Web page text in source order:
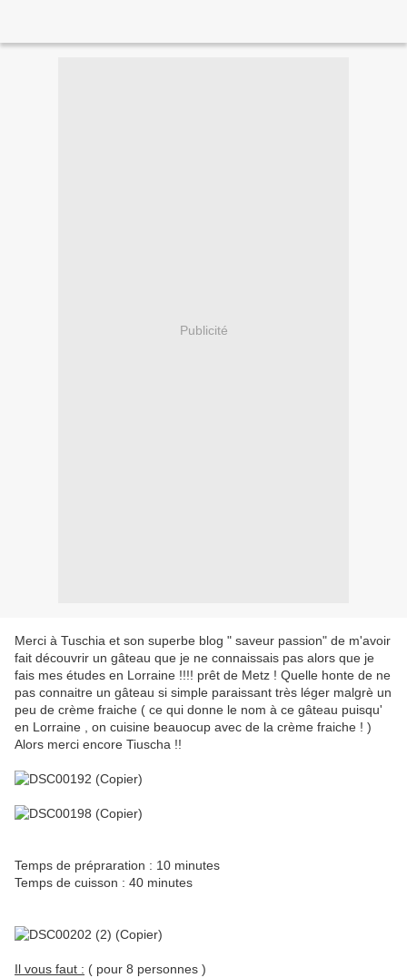
Publicité
Merci à Tuschia et son superbe blog " saveur passion" de m'avoir
fait découvrir un gâteau que je ne connaissais pas alors que je
fais mes études en Lorraine !!!! prêt de Metz ! Quelle honte de ne
pas connaitre un gâteau si simple paraissant très léger malgrè un
peu de crème fraiche ( ce qui donne le nom à ce gâteau puisqu'
en Lorraine , on cuisine beauocup avec de la crème fraiche ! )
Alors merci encore Tiuscha !!
Temps de prépraration : 10 minutes
Temps de cuisson : 40 minutes
Il vous faut : ( pour 8 personnes )